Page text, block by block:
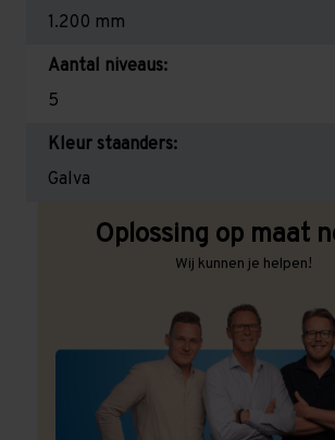
1.200 mm
Aantal niveaus:
5
Kleur staanders:
Galva
Oplossing op maat
Wij kunnen je helpen!